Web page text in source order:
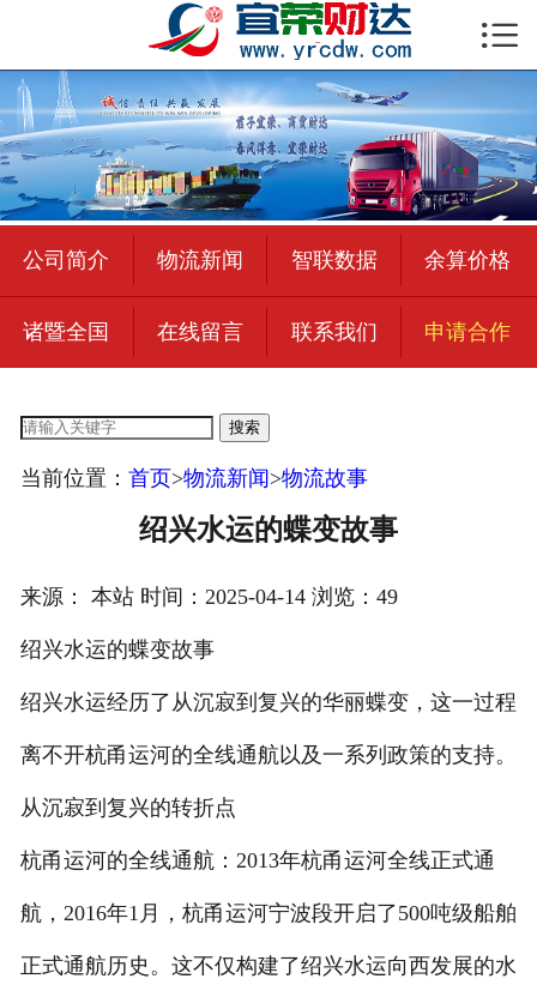
 首页
公司简介
物流新闻
绍兴至全国
合作加盟
宜荣智联
联系我们

公司简介 物流新闻 智联数据 余算价格
诸暨全国 在线留言 联系我们 申请合作
搜索
当前位置： 首页>物流新闻 >物流故事
绍兴水运的蝶变故事
来源： 本站 时间：2025-04-14 浏览：49
绍兴水运的蝶变故事
绍兴水运经历了从沉寂到复兴的华丽蝶变，这一过程
离不开杭甬运河的全线通航以及一系列政策的支持。
从沉寂到复兴的转折点
杭甬运河的全线通航：2013年杭甬运河全线正式通
航，2016年1月，杭甬运河宁波段开启了500吨级船舶
正式通航历史。这不仅构建了绍兴水运向西发展的水